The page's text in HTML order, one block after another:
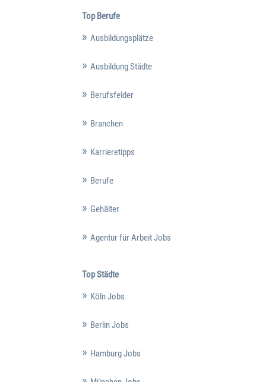
Top Berufe
Ausbildungsplätze
Ausbildung Städte
Berufsfelder
Branchen
Karrieretipps
Berufe
Gehälter
Agentur für Arbeit Jobs
Top Städte
Köln Jobs
Berlin Jobs
Hamburg Jobs